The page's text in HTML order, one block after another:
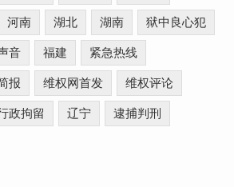
河南 湖北 湖南 狱中良心犯
音 福建 紧急热线
报 维权网首发 维权评论
政拘留 辽宁 逮捕判刑